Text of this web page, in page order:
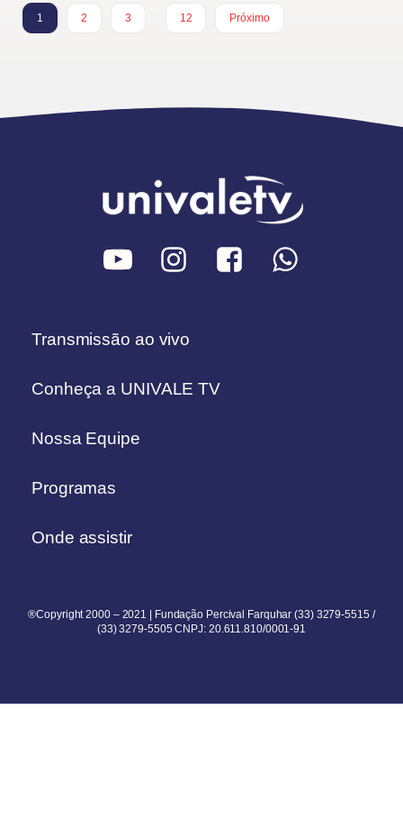
1 2 3
12
Próximo
Transmissão ao vivo
Conheça a UNIVALE TV
Nossa Equipe
Programas
Onde assistir
®Copyright 2000 – 2021 | Fundação Percival Farquhar (33) 3279-5515 /
(33) 3279-5505 CNPJ: 20.611.810/0001-91